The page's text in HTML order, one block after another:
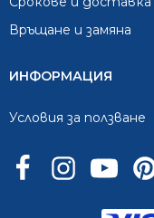
Връщане и замяна
ИНФОРМАЦИЯ
Условия за ползване